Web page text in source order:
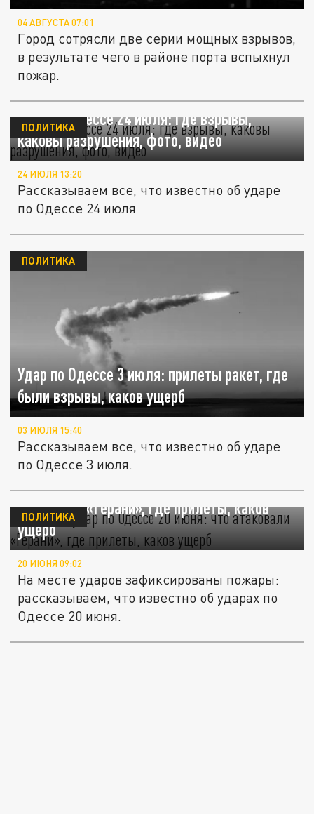
04 АВГУСТА 07:01
Город сотрясли две серии мощных взрывов,
в результате чего в районе порта вспыхнул
пожар.
Удар по Одессе 24 июля: где взрывы,
каковы разрушения, фото, видео
ПОЛИТИКА
24 ИЮЛЯ 13:20
Рассказываем все, что известно об ударе
по Одессе 24 июля
Удар по Одессе 3 июля: прилеты ракет, где
были взрывы, каков ущерб
ПОЛИТИКА
03 ИЮЛЯ 15:40
Рассказываем все, что известно об ударе
по Одессе 3 июля.
Мощный удар по Одессе 20 июня: что
атаковали «Герани», где прилеты, каков
ущерб
ПОЛИТИКА
20 ИЮНЯ 09:02
На месте ударов зафиксированы пожары:
рассказываем, что известно об ударах по
Одессе 20 июня.